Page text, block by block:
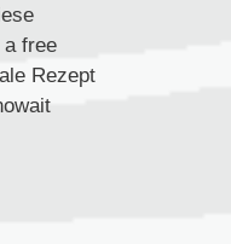
free
Rezept